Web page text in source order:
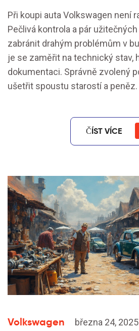
Při koupi auta Volkswagen není
Pečlivá kontrola a pár
zabránit drahým problémům v
je se zaměřit na technický stav,
dokumentaci. Správně zvolený
ušetřit spoustu starostí a peněz.
ČÍST VÍCE
Volkswagen března 24, 2025